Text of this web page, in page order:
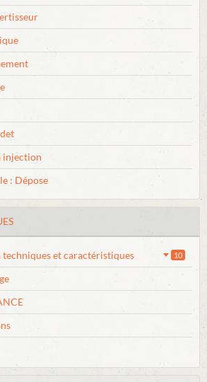
injection
: Dépose
techniques et caractéristiques 10